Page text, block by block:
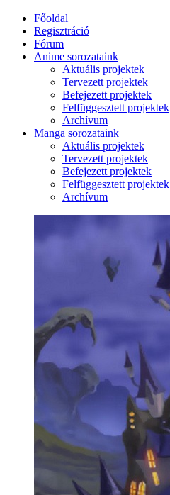
Főoldal
Regisztráció
Fórum
Anime sorozataink
Aktuális projektek
Tervezett projektek
Befejezett projektek
Felfüggesztett projektek
Archívum
Manga sorozataink
Aktuális projektek
Tervezett projektek
Befejezett projektek
Felfüggesztett projektek
Archívum